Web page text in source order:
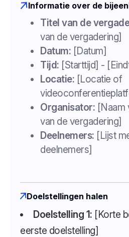
Informatie over de
Titel van de
van de vergadering]
Datum: [Datum]
Tijd: [Starttijd] -
Locatie: [Locatie of
Organisator: [Naam
van de vergadering]
Deelnemers: [Lijst
deelnemers]
Doelstellingen halen
Doelstelling 1: [Korte
eerste doelstelling]